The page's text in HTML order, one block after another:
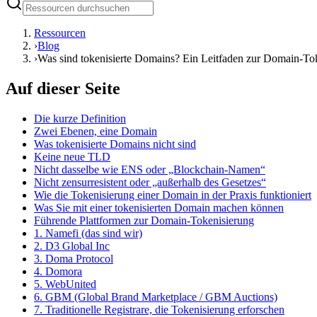
Ressourcen
›Blog
›Was sind tokenisierte Domains? Ein Leitfaden zur Domain-
Auf dieser Seite
Die kurze Definition
Zwei Ebenen, eine Domain
Was tokenisierte Domains nicht sind
Keine neue TLD
Nicht dasselbe wie ENS oder „Blockchain-Namen“
Nicht zensurresistent oder „außerhalb des Gesetzes“
Wie die Tokenisierung einer Domain in der Praxis funktioniert
Was Sie mit einer tokenisierten Domain machen können
Führende Plattformen zur Domain-Tokenisierung
1. Namefi (das sind wir)
2. D3 Global Inc
3. Doma Protocol
4. Domora
5. WebUnited
6. GBM (Global Brand Marketplace / GBM Auctions)
7. Traditionelle Registrare, die Tokenisierung erforschen